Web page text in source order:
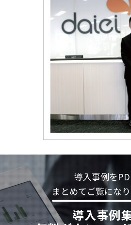
導入事例を
まとめてご覧にな
導入事例